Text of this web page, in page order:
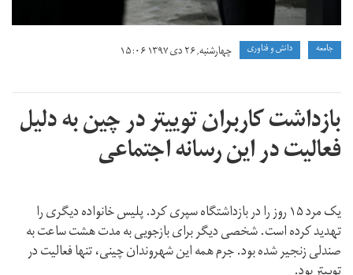
جامعه دانش و فناوری چهارشنبه, ۲۶ دی ۱۳۹۷ ۱۵:۰۶
بازداشت کاربران توییتر در چین به دلیل
فعالیت در این رسانه اجتماعی
یک مرد ۱۵ روز را در بازداشتگاه سپری کرد. پلیس خانواده دیگری را
تهدید کرده است. شخصی دیگر برای بازجویی به مدت هشت ساعت به
صندلی زنجیر شده بود. جرم همه این شهروندان چینی، تنها فعالیت در